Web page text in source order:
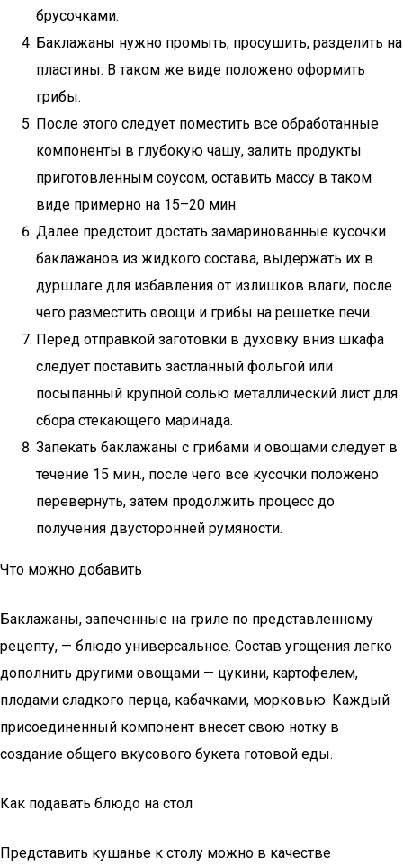
брусочками.
Баклажаны нужно промыть, просушить, разделить на
пластины. В таком же виде положено оформить
грибы.
После этого следует поместить все обработанные
компоненты в глубокую чашу, залить продукты
приготовленным соусом, оставить массу в таком
виде примерно на 15–20 мин.
Далее предстоит достать замаринованные кусочки
баклажанов из жидкого состава, выдержать их в
дуршлаге для избавления от излишков влаги, после
чего разместить овощи и грибы на решетке печи.
Перед отправкой заготовки в духовку вниз шкафа
следует поставить застланный фольгой или
посыпанный крупной солью металлический лист для
сбора стекающего маринада.
Запекать баклажаны с грибами и овощами следует в
течение 15 мин., после чего все кусочки положено
перевернуть, затем продолжить процесс до
получения двусторонней румяности.
Что можно добавить
Баклажаны, запеченные на гриле по представленному
рецепту, — блюдо универсальное. Состав угощения легко
дополнить другими овощами — цукини, картофелем,
плодами сладкого перца, кабачками, морковью. Каждый
присоединенный компонент внесет свою нотку в
создание общего вкусового букета готовой еды.
Как подавать блюдо на стол
Представить кушанье к столу можно в качестве